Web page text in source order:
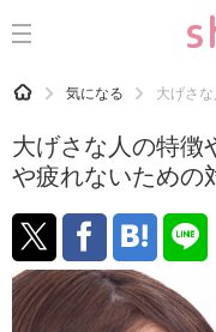
CATEGORY 記事カテゴリ
運気
洗濯
生活の知恵
お金
HOME 気になる 大げさ
大げさな人の特徴
や疲れないための